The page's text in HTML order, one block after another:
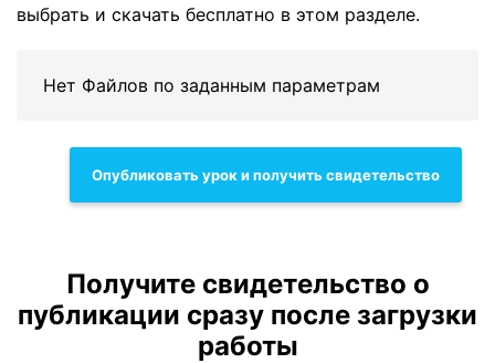
выбрать и скачать бесплатно в этом разделе.
Нет Файлов по заданным параметрам
Опубликовать урок и получить свидетельство
Получите свидетельство о
публикации сразу после загрузки
работы